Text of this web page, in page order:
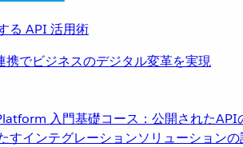
る API 活用術
でビジネスのデジタル変革を実現
入門基礎コース：公開されたAPI
インテグレーションソリューションの